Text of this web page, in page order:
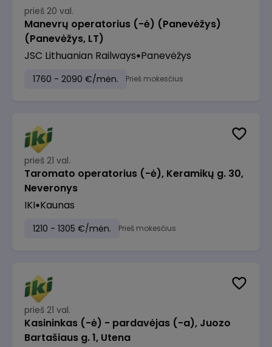
prieš 20 val.
Manevrų operatorius (-ė) (Panevėžys)
(Panevėžys, LT)
JSC Lithuanian Railways Panevėžys
1760 - 2090 €/mėn. Prieš mokesčius
prieš 21 val.
Taromato operatorius (-ė), Keramikų g. 30,
Neveronys
IKI Kaunas
1210 - 1305 €/mėn. Prieš mokesčius
prieš 21 val.
Kasininkas (-ė) - pardavėjas (-a), Juozo
Bartašiaus g. 1, Utena